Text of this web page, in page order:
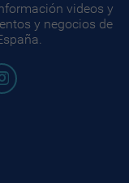
videos y
y negocios de